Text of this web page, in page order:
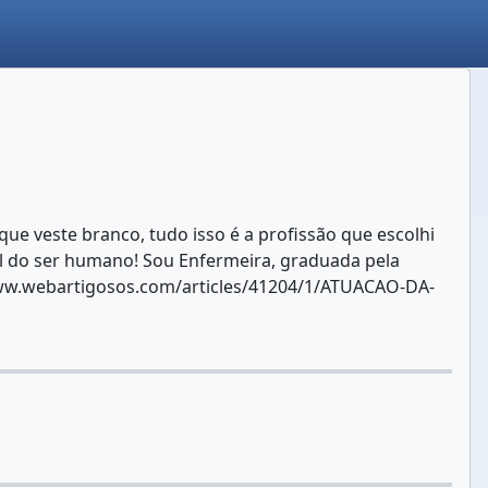
veste branco, tudo isso é a profissão que escolhi
ser humano! Sou Enfermeira, graduada pela
articles/41204/1/ATUACAO-DA-